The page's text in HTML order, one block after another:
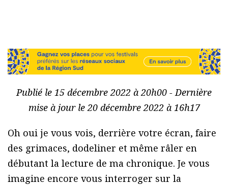
Publié le 15 décembre 2022 à 20h00 - Dernière
mise à jour le 20 décembre 2022 à 16h17
Oh oui je vous vois, derrière votre écran, faire
des grimaces, dodeliner et même râler en
débutant la lecture de ma chronique. Je vous
imagine encore vous interroger sur la